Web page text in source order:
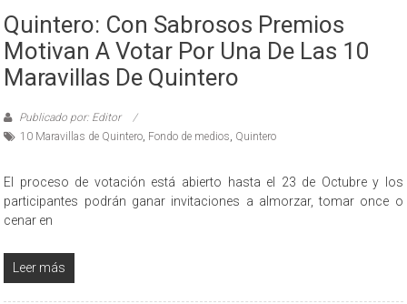
Quintero: Con Sabrosos Premios
Motivan A Votar Por Una De Las 10
Maravillas De Quintero
Publicado por: Editor
10 Maravillas de Quintero Fondo de medios Quintero
El proceso de votación está abierto hasta el 23 de Octubre y los
participantes podrán ganar invitaciones a almorzar, tomar once o
cenar en
Leer más